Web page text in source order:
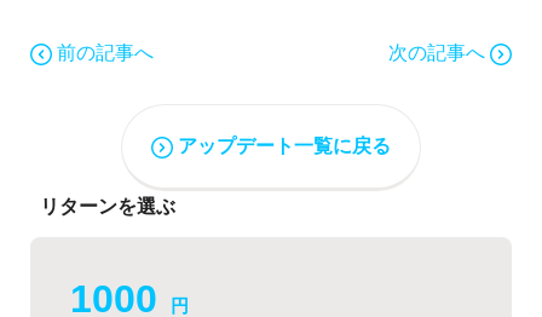
前の記事へ 次の記事へ
アップデート一覧に戻る
リターンを選ぶ
1000 円